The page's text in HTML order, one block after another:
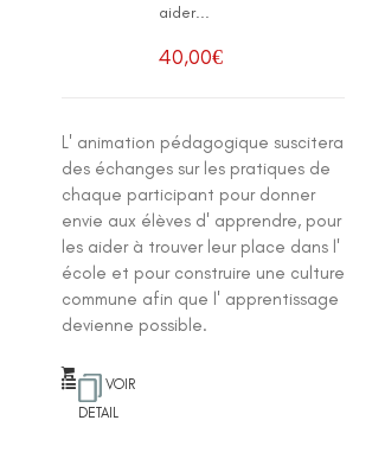
aider...
40,00€
L' animation pédagogique suscitera
des échanges sur les pratiques de
chaque participant pour donner
envie aux élèves d' apprendre, pour
les aider à trouver leur place dans l'
école et pour construire une culture
commune afin que l' apprentissage
devienne possible.
VOIR
DETAIL